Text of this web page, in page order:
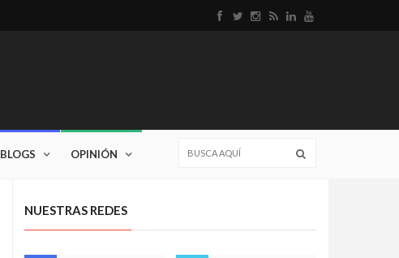
BLOGS OPINIÓN
NUESTRAS REDES